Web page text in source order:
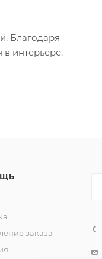
Благодаря
интерьере.
заказа